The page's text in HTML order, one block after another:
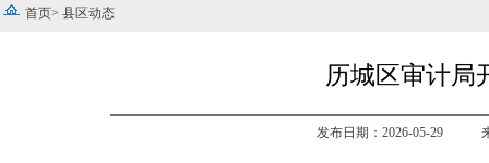
首页> 县区动态
历城区审计局
发布日期：2026-05-29